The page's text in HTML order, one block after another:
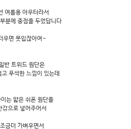
여름용 아우터라서
분에 중점을 두었답니다
우면 못입잖아여~
반 트위드 원단은
고 푸석한 느낌이 있는데
는 얇은 쉬폰 원단을
감으로 넣어주어서
조금더 가벼우면서